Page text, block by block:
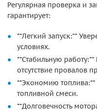
Регулярная проверка и
гарантирует:
**Легкий запуск:**
условиях.
**Стабильную
отсутствие провалов
**Экономию
топливной смеси.
**Долговечность